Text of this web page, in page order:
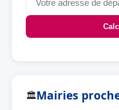
🏛Mairies